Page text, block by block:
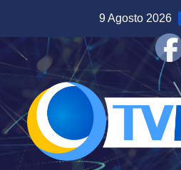
contenuto
9 Agosto 2026